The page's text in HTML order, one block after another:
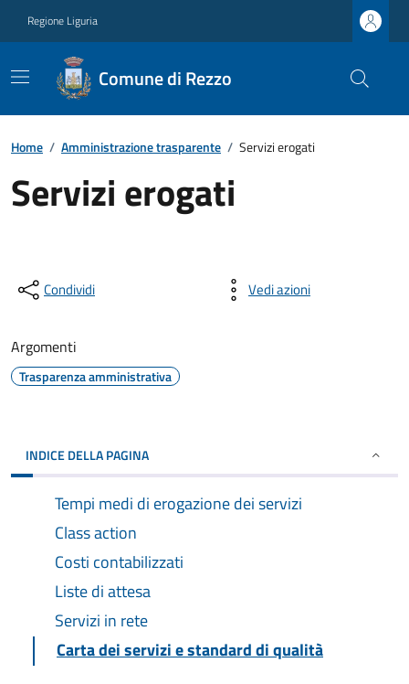
Regione Liguria
Comune di Rezzo
Home / Amministrazione trasparente / Servizi erogati
Servizi erogati
Condividi Vedi azioni
Argomenti
Trasparenza amministrativa
INDICE DELLA PAGINA
Tempi medi di erogazione dei servizi
Class action
Costi contabilizzati
Liste di attesa
Servizi in rete
Carta dei servizi e standard di qualità